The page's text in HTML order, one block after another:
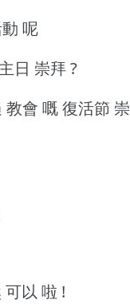
呢
日 崇拜 ?
會 嘅 復活節 崇
以 啦 !